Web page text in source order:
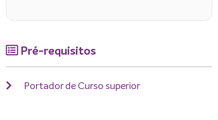
Pré-requisitos
Portador de Curso superior